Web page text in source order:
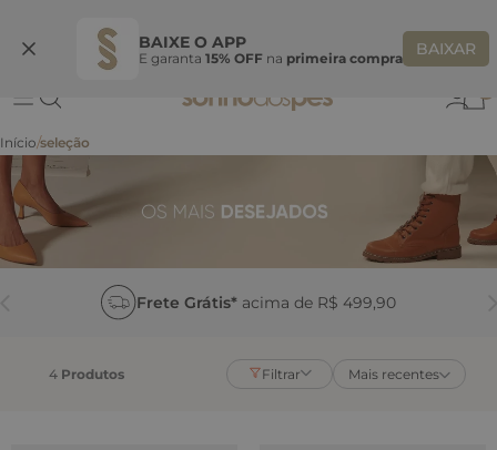
BAIXE O APP
E garanta 15% OFF na primeira compra BAIXAR
Ganhe 10% OFF na coleção utilizando o código do seu vendedor*
seleção
Frete Grátis* acima de R$ 499,90
4 Produtos Filtrar Mais recentes